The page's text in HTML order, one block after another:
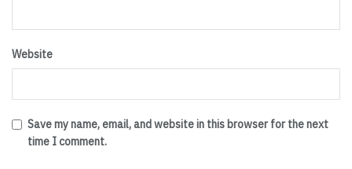
Website
Save my name, email, and website in this browser for the next
time I comment.